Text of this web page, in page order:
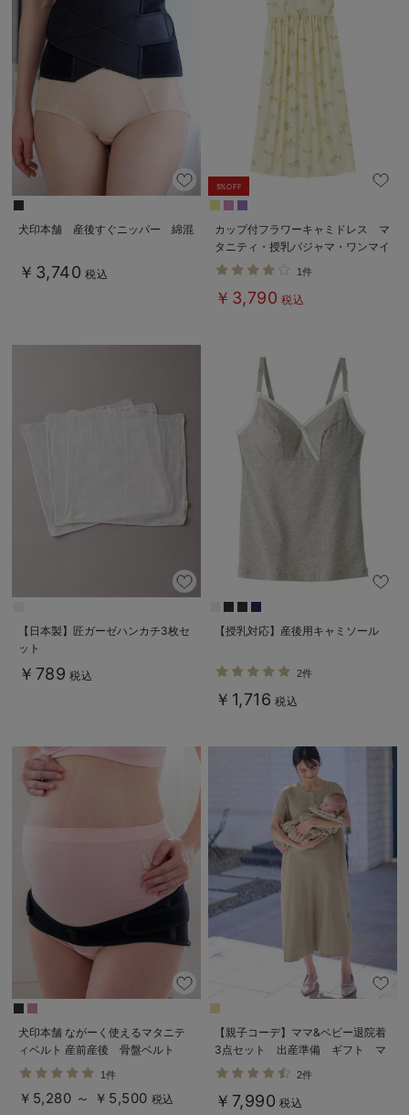
犬印本舗 産後すぐニッパー 綿混
￥3,740 税込
5%OFF
カップ付フラワーキャミドレス マ
タニティ・授乳パジャマ・ワンマイ
ル・ホームウェア・大きいサイズ
1件
￥3,790 税込
【日本製】匠ガーゼハンカチ3枚セ
ット
￥789 税込
【授乳対応】産後用キャミソール
2件
￥1,716 税込
犬印本舗 ながーく使えるマタニテ
ィベルト 産前産後 骨盤ベルト
【出産後も長く使える】
1件
￥5,280 ～ ￥5,500 税込
【親子コーデ】ママ&ベビー退院着
3点セット 出産準備 ギフト マ
タニティ・産後【出産後も長く使え
2件
￥7,990 税込